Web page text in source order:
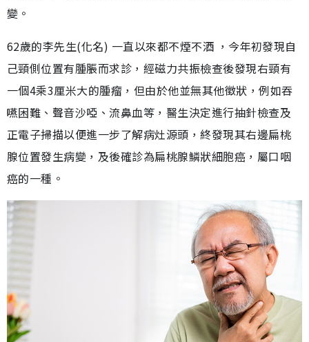
變。
62歲的李先生(化名) 一直以來都不煙不酒 ，今年初發現自
己頸側位置有腫脹而求診，經磁力共振檢查後發現右頸有
一個4乘3厘米大的腫瘤，但由於他並無其他徵狀，例如吞
嚥困難、聲音沙啞、流鼻血等，醫生決定進行抽針檢查及
正電子掃描以便進一步了解病灶源頭，終發現其右邊扁桃
腺位置發生病變，及後確診為扁桃腺鱗狀細胞癌，屬口咽
癌的一種。